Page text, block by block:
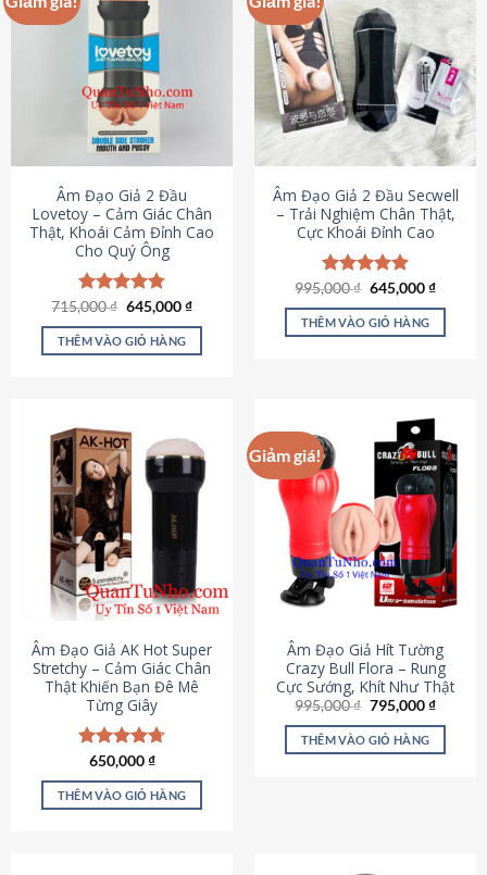
Âm Đạo Giả 2 Đầu
Lovetoy – Cảm Giác Chân
Thật, Khoái Cảm Đỉnh Cao
Cho Quý Ông
Được xếp
hạng4.79
5 sao
715,000₫ Giá
là:
715,000 ₫.
645,000₫Giá
tại
THÊM VÀO GIỎ HÀNG
Âm Đạo Giả 2 Đầu Secwell
– Trải Nghiệm Chân Thật,
Cực Khoái Đỉnh Cao
Được xếp
hạng4.88
5 sao
995,000₫ Giá
là:
995,000 ₫.
645,000₫Giá
tại
THÊM VÀO GIỎ HÀNG
Âm Đạo Giả AK Hot Super
Stretchy – Cảm Giác Chân
Thật Khiến Bạn Đê Mê
Từng Giây
Được xếp
hạng4.75
5 sao
650,000₫
THÊM VÀO GIỎ HÀNG
Giảm giá!
Âm Đạo Giả Hít Tường
Crazy Bull Flora – Rung
Cực Sướng, Khít Như Thật
995,000₫ Giá
là:
995,000 ₫.
795,000₫Giá
tại
THÊM VÀO GIỎ HÀNG